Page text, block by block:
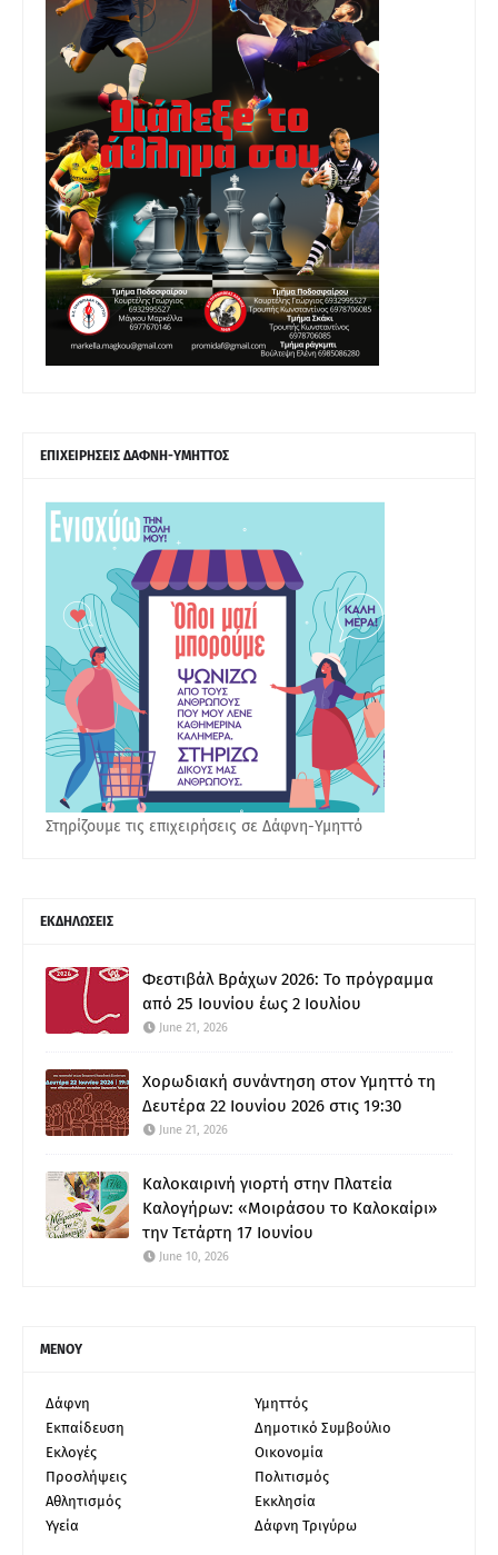
ΕΠΙΧΕΙΡΗΣΕΙΣ ΔΑΦΝΗ-ΥΜΗΤΤΟΣ
Στηρίζουμε τις επιχειρήσεις σε Δάφνη-Υμηττό
ΕΚΔΗΛΩΣΕΙΣ
Φεστιβάλ Βράχων 2026: Το πρόγραμμα
από 25 Ιουνίου έως 2 Ιουλίου
June 21, 2026
Χορωδιακή συνάντηση στον Υμηττό τη
Δευτέρα 22 Ιουνίου 2026 στις 19:30
June 21, 2026
Καλοκαιρινή γιορτή στην Πλατεία
Καλογήρων: «Μοιράσου το Καλοκαίρι»
την Τετάρτη 17 Ιουνίου
June 10, 2026
ΜΕΝΟΥ
Δάφνη
Υμηττός
Εκπαίδευση
Δημοτικό Συμβούλιο
Εκλογές
Οικονομία
Προσλήψεις
Πολιτισμός
Αθλητισμός
Εκκλησία
Υγεία
Δάφνη Τριγύρω